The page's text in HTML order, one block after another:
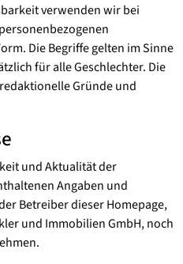
verwenden wir bei
Die Begriffe gelten im Sinne
für alle Geschlechter. Die
Gründe und
und Aktualität der
Angaben und
Betreiber dieser Homepage,
und Immobilien GmbH, noch